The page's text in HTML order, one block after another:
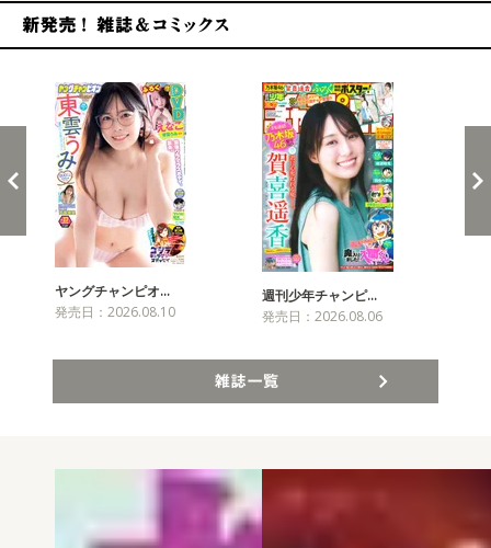
ヤングチャンピオ…
発売日：2026.08.10
週刊少年チャンピ…
発売日：2026.08.06